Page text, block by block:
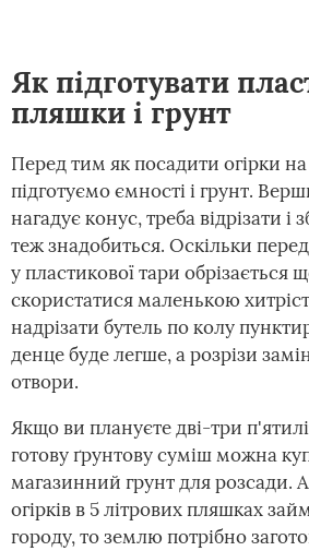
Як підготувати
пляшки і грунт
Перед тим як посадити огірки
підготуємо ємності і грунт.
нагадує конус, треба відрізати і
теж знадобиться. Оскільки
у пластикової тари
скористатися маленькою
надрізати бутель по колу
денце буде легше, а розрізи
отвори.
Якщо ви плануєте дві-три
готову ґрунтову суміш можна
магазинний грунт для розсади.
огірків в 5 літрових пляшках
городу, то землю потрібно